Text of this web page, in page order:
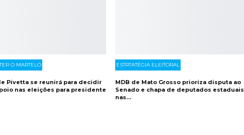
O MARTELO
Pivetta se reunirá para decidir
nas eleições para presidente
ESTRTATÉGIA ELEITORAL
MDB de Mato Grosso prioriza disputa ao
Senado e chapa de deputados estaduais
nas…